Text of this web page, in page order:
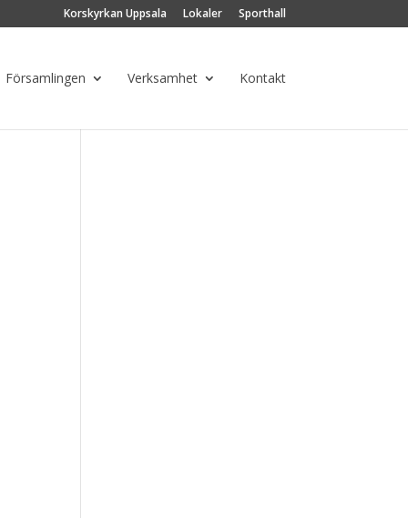
Korskyrkan Uppsala Lokaler Sporthall
Församlingen Verksamhet Kontakt